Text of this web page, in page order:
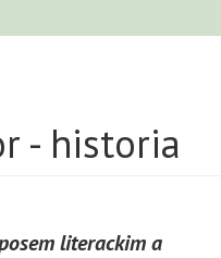
- historia
literackim a